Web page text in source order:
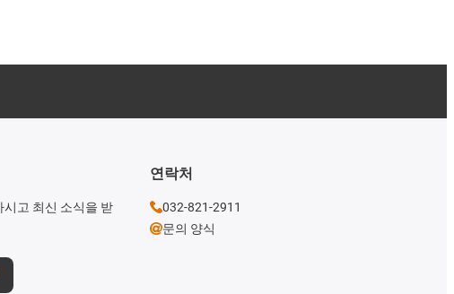
고 최신 소식을 받
연락처
032-821-2911
문의 양식